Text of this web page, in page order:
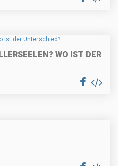
WO IST DER